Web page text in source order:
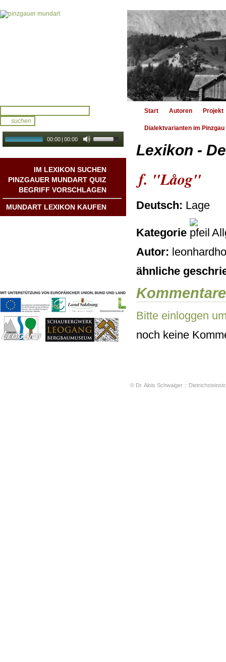
00:00 | 00:00
IM LEXIKON SUCHEN
PINZGAUER MUNDART QUIZ
BEGRIFF VORSCHLAGEN
MUNDART LEXIKON KAUFEN
Start Autoren Projekt
Dialektvarianten im Pinzgau
Lexikon -
f. "Låog"
Deutsch: Lage
Kategorie
Autor:
ähnliche
Kommentare
Bitte einloggen
noch keine
© Dr. Alois Schwaiger ::